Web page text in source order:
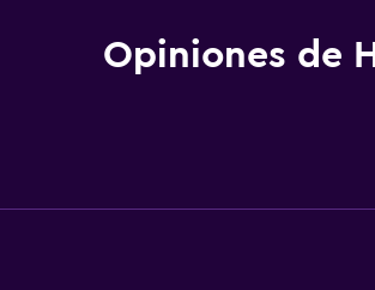
Opiniones de